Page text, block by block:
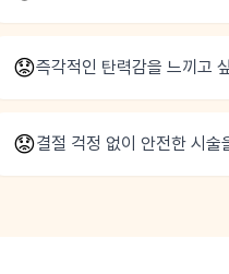
😟즉각적인 탄력감을 느끼고
😟결절 걱정 없이 안전한 시술